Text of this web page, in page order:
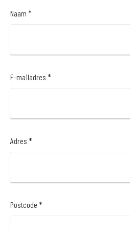
Naam *
E-mailadres *
Adres *
Postcode *